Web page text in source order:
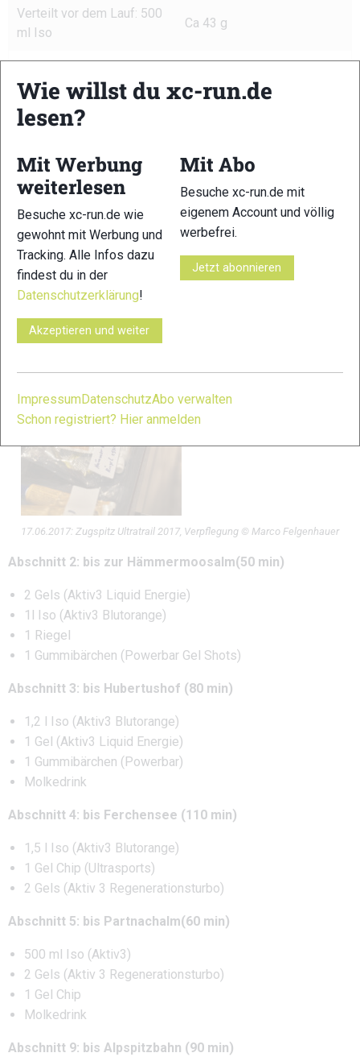
Verteilt vor dem Lauf: 500
ml Iso
Ca 43 g
Wettkampf
3 Gel (Aktiv3 Liquid Energie)
1 l Iso (Aktiv3 Blutorange)
1 Reisriegel (Aktiv3)
1 Waffel (Powerbar)
1 Stück Banane
17.06.2017: Zugspitz Ultratrail 2017, Verpflegung © Marco Felgenhauer
Abschnitt 2: bis zur Hämmermoosalm(50 min)
2 Gels (Aktiv3 Liquid Energie)
1l Iso (Aktiv3 Blutorange)
1 Riegel
1 Gummibärchen (Powerbar Gel Shots)
Abschnitt 3: bis Hubertushof (80 min)
1,2 l Iso (Aktiv3 Blutorange)
1 Gel (Aktiv3 Liquid Energie)
1 Gummibärchen (Powerbar)
Molkedrink
Abschnitt 4: bis Ferchensee (110 min)
1,5 l Iso (Aktiv3 Blutorange)
1 Gel Chip (Ultrasports)
2 Gels (Aktiv 3 Regenerationsturbo)
Abschnitt 5: bis Partnachalm(60 min)
500 ml Iso (Aktiv3)
2 Gels (Aktiv 3 Regenerationsturbo)
1 Gel Chip
Molkedrink
Abschnitt 9: bis Alpspitzbahn (90 min)
Wie willst du xc-run.de
lesen?
Mit Werbung
weiterlesen
Besuche xc-run.de wie
gewohnt mit Werbung und
Tracking. Alle Infos dazu
findest du in der
Datenschutzerklärung!
Akzeptieren und weiter
Mit Abo
Besuche xc-run.de mit
eigenem Account und völlig
werbefrei.
Jetzt abonnieren
ImpressumDatenschutzAbo verwalten
Schon registriert? Hier anmelden